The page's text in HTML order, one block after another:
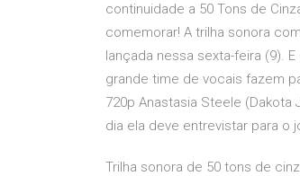
continuidade a 50 Tons de
comemorar! A trilha sonora
lançada nessa sexta-feira (9).
grande time de vocais fazem
720p Anastasia Steele
dia ela deve entrevistar para o
Trilha sonora de 50 tons de